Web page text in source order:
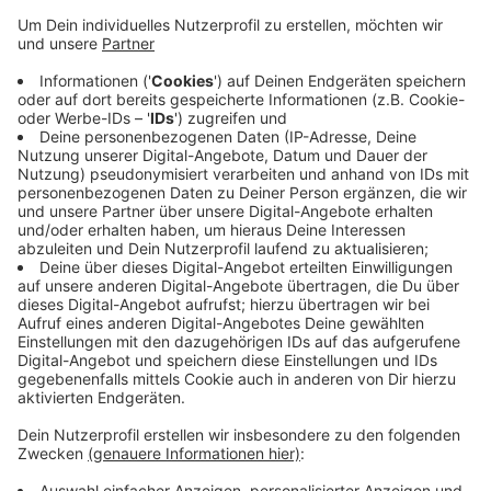
Anzeige
In diesem Jahr gibt es nämlich einen ganz besonderen
Grund zu feiern: Der Flugplatz Kurtekotten wird 60
Jahre alt. Im letzten Jahr musste das traditionelle
Flugplatzfest nach 30 Jahren ausfallen. Grund dafür
waren die gestiegenden Sicherheitsauflagen. Dadurch
waren der Zeitaufwand und die Kosten für den Verein
einfach zu groß geworden.
Anzeige